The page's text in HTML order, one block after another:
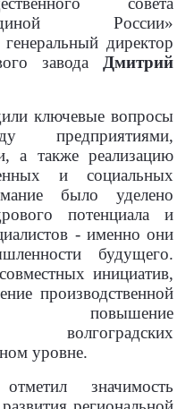
России»
директор
завода Дмитрий
ключевые вопросы
предприятиями,
а также реализацию
и социальных
было уделено
потенциала и
- именно они
будущего.
инициатив,
производственной
повышение
волгоградских
уровне.
значимость